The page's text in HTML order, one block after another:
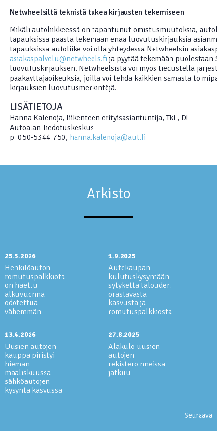
Netwheelsiltä teknistä tukea kirjausten tekemiseen
Mikäli autoliikkeessä on tapahtunut omistusmuutoksia,
tapauksissa päästä tekemään enää luovutuskirjauksia
tapauksissa autoliike voi olla yhteydessä Netwheelsin
asiakaspalvelu@netwheels.fi ja pyytää tekemään puolestaan
luovutuskirjauksen. Netwheelsistä voi myös tiedustella
pääkäyttäjäoikeuksia, joilla voi tehdä kaikkien samasta
kirjauksien luovutusmerkintöjä.
LISÄTIETOJA
Hanna Kalenoja, liikenteen erityisasiantuntija, TkL, DI
Autoalan Tiedotuskeskus
p. 050-5344 750, hanna.kalenoja@aut.fi
Arkisto
25.5.2026
Henkilöauton
romutuspalkkiota
on haettu
alkuvuonna
odotettua
vähemmän
13.4.2026
Uusien autojen
kauppa piristyi
hieman
maaliskuussa -
sähköautojen
kysyntä kasvussa
1.9.2025
Autokaupan
kulutuskysyntään
sytykettä talouden
orastavasta
kasvusta ja
romutuspalkkiosta
27.8.2025
Alakulo uusien
autojen
rekisteröinneissä
jatkuu
Seuraava